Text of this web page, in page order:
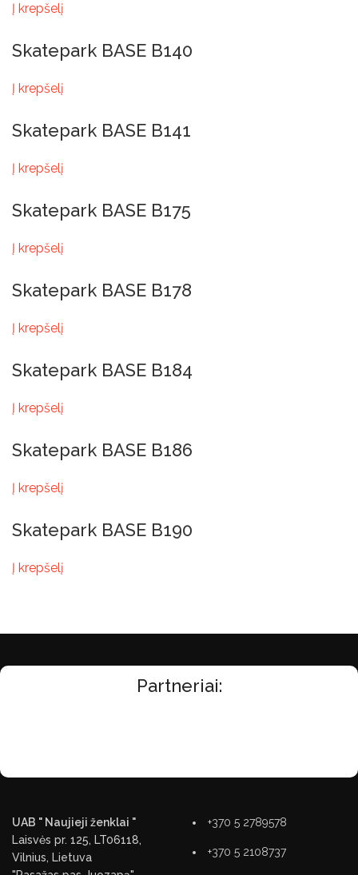
Į krepšelį
Skatepark BASE B140
Į krepšelį
Skatepark BASE B141
Į krepšelį
Skatepark BASE B175
Į krepšelį
Skatepark BASE B178
Į krepšelį
Skatepark BASE B184
Į krepšelį
Skatepark BASE B186
Į krepšelį
Skatepark BASE B190
Į krepšelį
Partneriai:
UAB " Naujieji ženklai "
Laisvės pr. 125, LT06118,
Vilnius, Lietuva
+370 5 2789578
+370 5 2108737